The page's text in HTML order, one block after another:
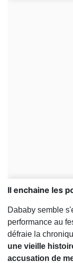
Il enchaine les
Dababy semble
performance au
défraie la
une vieille
accusation de